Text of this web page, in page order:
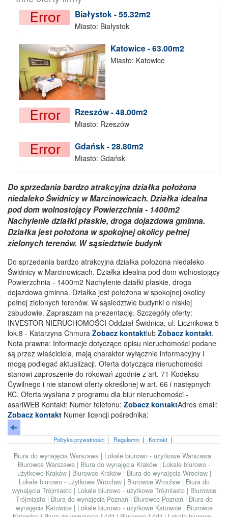
Białystok - 55.32m2
Miasto: Białystok
Katowice - 63.00m2
Miasto: Katowice
Rzeszów - 48.00m2
Miasto: Rzeszów
Gdańsk - 28.80m2
Miasto: Gdańsk
Do sprzedania bardzo atrakcyjna działka położona
niedaleko Świdnicy w Marcinowicach. Działka idealna
pod dom wolnostojący Powierzchnia - 1400m2
Nachylenie działki płaskie, droga dojazdowa gminna.
Działka jest położona w spokojnej okolicy pełnej
zielonych terenów. W sąsiedztwie budynk
Do sprzedania bardzo atrakcyjna działka położona niedaleko
Świdnicy w Marcinowicach. Działka idealna pod dom wolnostojący
Powierzchnia - 1400m2 Nachylenie działki płaskie, droga
dojazdowa gminna. Działka jest położona w spokojnej okolicy
pełnej zielonych terenów. W sąsiedztwie budynki o niskiej
zabudowie. Zapraszam na prezentację. Szczegóły oferty:
INVESTOR NIERUCHOMOŚCI Oddział Świdnica, ul. Licznikowa 5
lok.8 - Katarzyna Chmura Zobacz kontaktlub Zobacz kontakt.
Nota prawna: Informacje dotyczące opisu nieruchomości podane
są przez właściciela, mają charakter wyłącznie informacyjny i
mogą podlegać aktualizacji. Oferta dotycząca nieruchomości
stanowi zaproszenie do rokowań zgodnie z art. 71 Kodeksu
Cywilnego i nie stanowi oferty określonej w art. 66 i następnych
KC. Oferta wysłana z programu dla biur nieruchomości -
asariWEB Kontakt: Numer telefonu: Zobacz kontaktAdres email:
Zobacz kontakt Numer licencji pośrednika:
Polityka prywatności| Regulamin| Kontakt|
Biura do wynajęcia Warszawa | Lokale biurowo - użytkowe Warszawa |
Biurowce Warszawa | Biura do wynajęcia Kraków | Lokale biurowo -
użytkowe Kraków | Biurowce Kraków | Biura do wynajęcia Wrocław |
Lokale biurowo - użytkowe Wrocław | Biurowce Wrocław | Biura do
wynajęcia Trójmiasto | Lokale biurowo - użytkowe Trójmiasto | Biurowce
Trójmiasto | Biura do wynajęcia Poznań | Biurowce Poznań | Biura do
wynajęcia Katowice | Lokale biurowo - użytkowe Katowice | Biurowce